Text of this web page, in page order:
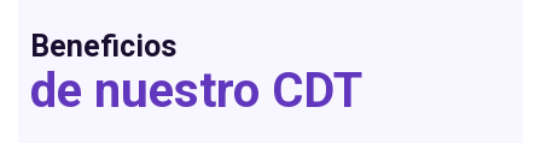
Beneficios
de nuestro CDT